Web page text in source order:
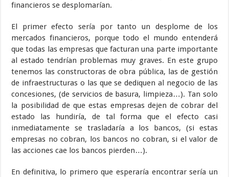
financieros se desplomarían.
El primer efecto sería por tanto un desplome de los
mercados financieros, porque todo el mundo entenderá
que todas las empresas que facturan una parte importante
al estado tendrían problemas muy graves. En este grupo
tenemos las constructoras de obra pública, las de gestión
de infraestructuras o las que se dediquen al negocio de las
concesiones, (de servicios de basura, limpieza…). Tan solo
la posibilidad de que estas empresas dejen de cobrar del
estado las hundiría, de tal forma que el efecto casi
inmediatamente se trasladaría a los bancos, (si estas
empresas no cobran, los bancos no cobran, si el valor de
las acciones cae los bancos pierden…).
En definitiva, lo primero que esperaría encontrar sería un